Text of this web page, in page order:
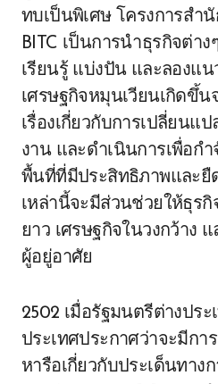
ทบเป็นพิเศษ โครงการสำ
BITC เป็นการนำธุรกิจต่า
เรียนรู้ แบ่งปัน และลองแ
เศรษฐกิจหมุนเวียนเกิดขึ้น
เรื่องเกี่ยวกับการเปลี่ยนแ
งาน และดำเนินการเพื่อก
พื้นที่ที่มีประสิทธิภาพและ
เหล่านี้จะมีส่วนช่วยให้ธุร
ยาว เศรษฐกิจในวงกว้าง
ผู้อยู่อาศัย
2502 เมื่อรัฐมนตรีต่างปร
ประเทศประกาศว่าจะมีกา
หารือเกี่ยวกับประเด็นทาง